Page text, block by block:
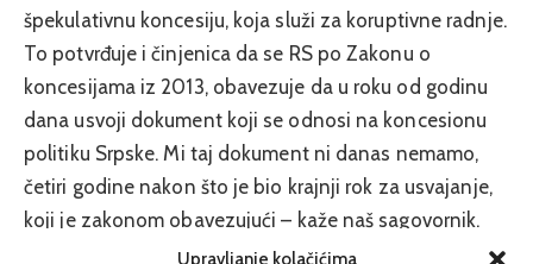
Upravljanje kolačićima
špekulativnu koncesiju, koja služi za koruptivne radnje.
To potvrđuje i činjenica da se RS po Zakonu o
koncesijama iz 2013, obavezuje da u roku od godinu
dana usvoji dokument koji se odnosi na koncesionu
politiku Srpske. Mi taj dokument ni danas nemamo,
četiri godine nakon što je bio krajnji rok za usvajanje,
koji je zakonom obavezujući – kaže naš sagovornik.
Šukalo dodaje da je to strateški dokument koji treba